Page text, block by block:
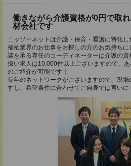
働きながら介護資格が0円で取
材会社です
ニッソーネットは介護・保育・看護に特化し
福祉業界のお仕事をお探しの方のお気持ち
談を承る専任のコーディネーターは介護の
扱い求人は10,000件以上ございますので、
のご紹介が可能です！
長年のネットワークがございますので、現
すし、希望条件に合わせてご自身では言いに